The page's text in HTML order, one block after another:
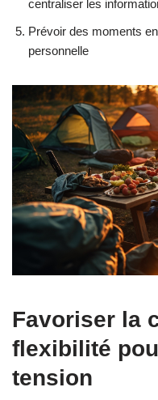
centraliser les
Prévoir des moments
personnelle
Favoriser la
flexibilité
tension